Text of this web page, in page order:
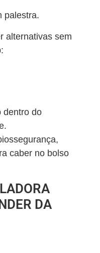
palestra.
alternativas sem
dentro do
caber no bolso
DA